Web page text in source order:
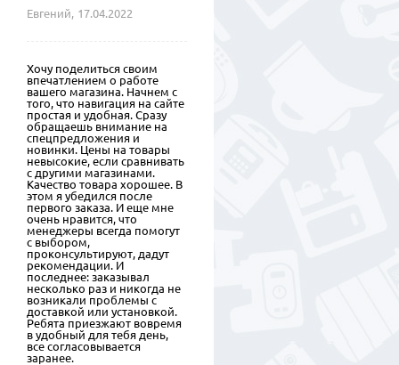
Евгений, 17.04.2022
Хочу поделиться своим
впечатлением о работе
вашего магазина. Начнем с
того, что навигация на сайте
простая и удобная. Сразу
обращаешь внимание на
спецпредложения и
новинки. Цены на товары
невысокие, если сравнивать
с другими магазинами.
Качество товара хорошее. В
этом я убедился после
первого заказа. И еще мне
очень нравится, что
менеджеры всегда помогут
с выбором,
проконсультируют, дадут
рекомендации. И
последнее: заказывал
несколько раз и никогда не
возникали проблемы с
доставкой или установкой.
Ребята приезжают вовремя
в удобный для тебя день,
все согласовывается
заранее.